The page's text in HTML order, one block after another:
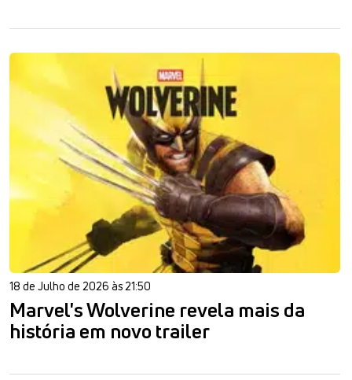
18 de Julho de 2026 às 21:50
Marvel's Wolverine revela mais da
história em novo trailer